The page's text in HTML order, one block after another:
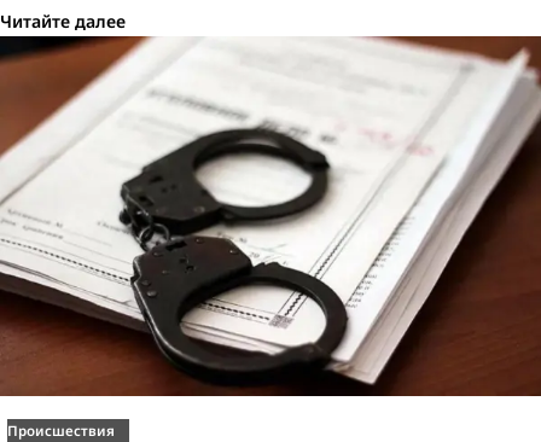
Читайте далее
Происшествия